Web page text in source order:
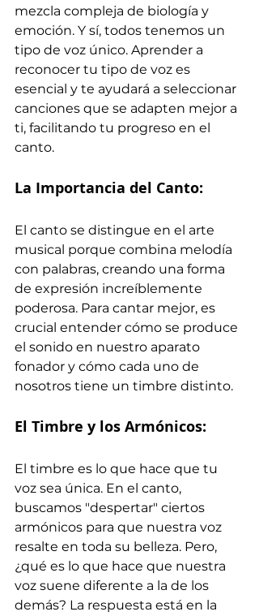
mezcla compleja de biología y
emoción. Y sí, todos tenemos un
tipo de voz único. Aprender a
reconocer tu tipo de voz es
esencial y te ayudará a seleccionar
canciones que se adapten mejor a
ti, facilitando tu progreso en el
canto.
La Importancia del Canto:
El canto se distingue en el arte
musical porque combina melodía
con palabras, creando una forma
de expresión increíblemente
poderosa. Para cantar mejor, es
crucial entender cómo se produce
el sonido en nuestro aparato
fonador y cómo cada uno de
nosotros tiene un timbre distinto.
El Timbre y los Armónicos:
El timbre es lo que hace que tu
voz sea única. En el canto,
buscamos "despertar" ciertos
armónicos para que nuestra voz
resalte en toda su belleza. Pero,
¿qué es lo que hace que nuestra
voz suene diferente a la de los
demás? La respuesta está en la